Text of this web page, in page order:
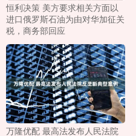
恒利决策 美方要求相关方面以
进口俄罗斯石油为由对华加征关
税，商务部回应
万隆优配 最高法发布人民法院